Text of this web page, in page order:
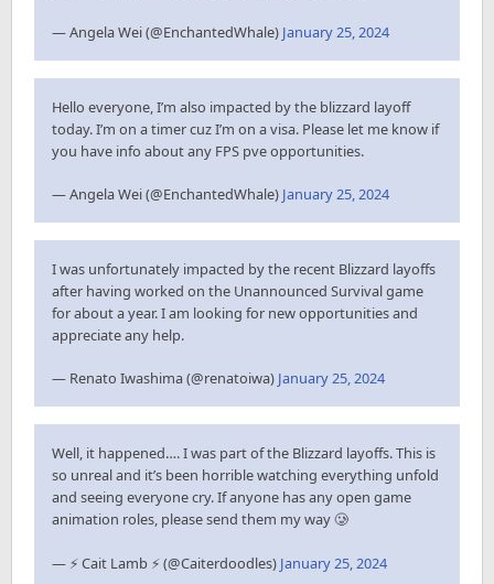
— Angela Wei (@EnchantedWhale) January 25, 2024
Hello everyone, I’m also impacted by the blizzard layoff
today. I’m on a timer cuz I’m on a visa. Please let me know if
you have info about any FPS pve opportunities.
— Angela Wei (@EnchantedWhale) January 25, 2024
I was unfortunately impacted by the recent Blizzard layoffs
after having worked on the Unannounced Survival game
for about a year. I am looking for new opportunities and
appreciate any help.
— Renato Iwashima (@renatoiwa) January 25, 2024
Well, it happened…. I was part of the Blizzard layoffs. This is
so unreal and it’s been horrible watching everything unfold
and seeing everyone cry. If anyone has any open game
animation roles, please send them my way 🥲
— ⚡️ Cait Lamb ⚡️ (@Caiterdoodles) January 25, 2024